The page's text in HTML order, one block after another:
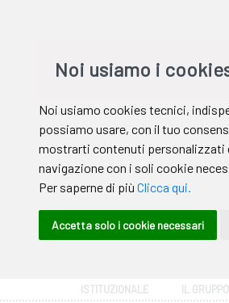
ISTITUZIONALE IL GRUPPO